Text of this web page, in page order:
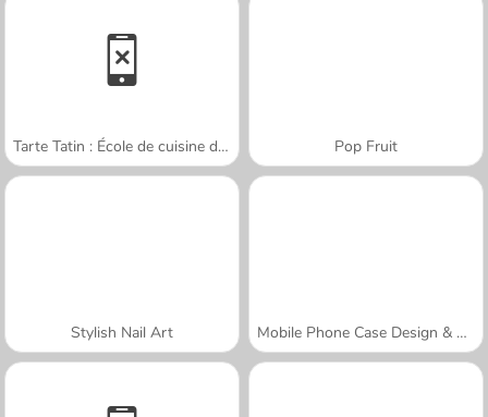
Tarte Tatin : École de cuisine de Sara Pop Fruit
Stylish Nail Art Mobile Phone Case Design & DIY